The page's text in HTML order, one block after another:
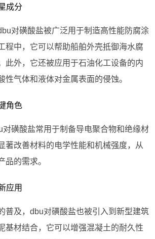
成分
对磺酸盐被广泛用于制造高性能防腐涂
程中，它可以帮助船舶外壳抵御海水腐
此外，它还被应用于石油化工设备的内
性气体和液体对金属表面的侵蚀。
角色
磺酸盐常用于制备导电聚合物和绝缘材
著改善材料的电学性能和机械强度，从
品的需求。
应用
普及，dbu对磺酸盐也被引入到新型建筑
基材结合，它可以增强混凝土的耐久性